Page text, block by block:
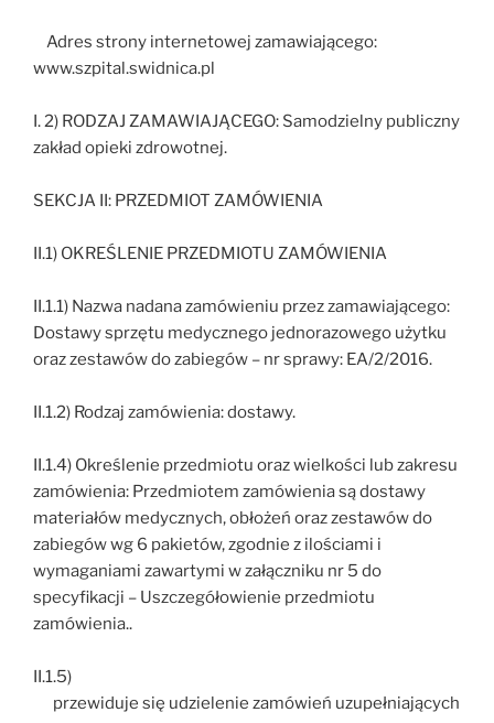
Adres strony internetowej zamawiającego:
www.szpital.swidnica.pl
I. 2) RODZAJ ZAMAWIAJĄCEGO: Samodzielny publiczny
zakład opieki zdrowotnej.
SEKCJA II: PRZEDMIOT ZAMÓWIENIA
II.1) OKREŚLENIE PRZEDMIOTU ZAMÓWIENIA
II.1.1) Nazwa nadana zamówieniu przez zamawiającego:
Dostawy sprzętu medycznego jednorazowego użytku
oraz zestawów do zabiegów – nr sprawy: EA/2/2016.
II.1.2) Rodzaj zamówienia: dostawy.
II.1.4) Określenie przedmiotu oraz wielkości lub zakresu
zamówienia: Przedmiotem zamówienia są dostawy
materiałów medycznych, obłożeń oraz zestawów do
zabiegów wg 6 pakietów, zgodnie z ilościami i
wymaganiami zawartymi w załączniku nr 5 do
specyfikacji – Uszczegółowienie przedmiotu
zamówienia..
II.1.5)
przewiduje się udzielenie zamówień uzupełniających